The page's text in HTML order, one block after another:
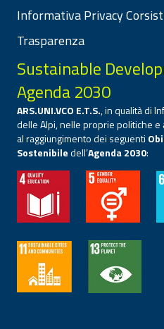
Informativa Privacy
Trasparenza
Sustainable
Agenda 2030
ARS.UNI.VCO E.T.S., in qualità di
delle Alpi, nelle proprie politiche
al raggiungimento dei seguenti
Sostenibiledell’Agenda 2030: